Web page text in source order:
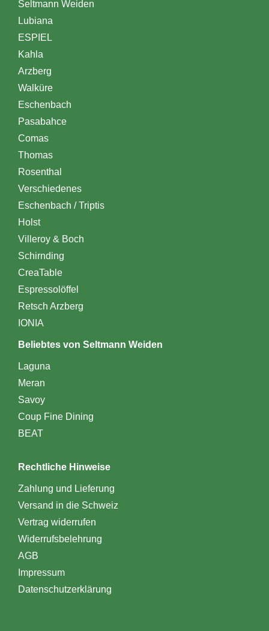
Seltmann Weiden
Lubiana
ESPIEL
Kahla
Arzberg
Walküre
Eschenbach
Pasabahce
Comas
Thomas
Rosenthal
Verschiedenes
Eschenbach / Triptis
Holst
Villeroy & Boch
Schirnding
CreaTable
Espressolöffel
Retsch Arzberg
IONIA
Beliebtes von Seltmann Weiden
Laguna
Meran
Savoy
Coup Fine Dining
BEAT
Rechtliche Hinweise
Zahlung und Lieferung
Versand in die Schweiz
Vertrag widerrufen
Widerrufsbelehrung
AGB
Impressum
Datenschutzerklärung